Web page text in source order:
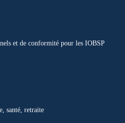
et de conformité pour les IOBSP
santé, retraite